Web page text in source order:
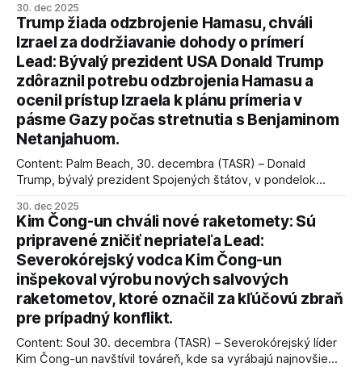
30. dec 2025
Trump žiada odzbrojenie Hamasu, chváli
Izrael za dodržiavanie dohody o prímerí
Lead: Bývalý prezident USA Donald Trump
zdôraznil potrebu odzbrojenia Hamasu a
ocenil prístup Izraela k plánu prímeria v
pásme Gazy počas stretnutia s Benjaminom
Netanjahuom.
Content: Palm Beach, 30. decembra (TASR) – Donald
Trump, bývalý prezident Spojených štátov, v pondelok
kľúčové pre úspešné dosiahnutie prímeria v Gaze. Agentúra
AFP informuje, že Trump vyjadril presvedčenie, že Izrael plní
podmienky dohody o prí
30. dec 2025
Kim Čong-un chváli nové raketomety: Sú
pripravené zničiť nepriateľa Lead:
Severokórejský vodca Kim Čong-un
inšpekoval výrobu nových salvových
raketometov, ktoré označil za kľúčovú zbraň
pre prípadný konflikt.
Content: Soul 30. decembra (TASR) – Severokórejský líder
Kim Čong-un navštívil továreň, kde sa vyrábajú najnovšie